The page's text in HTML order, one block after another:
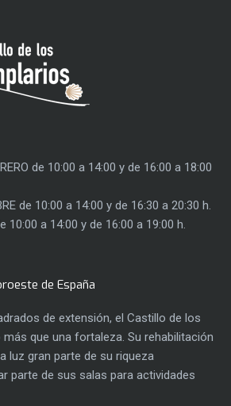
de 10:00 a 14:00 y de 16:00 a 18:00
de 10:00 a 14:00 y de 16:30 a 20:30 h.
10:00 a 14:00 y de 16:00 a 19:00 h.
de España
de extensión, el Castillo de los
que una fortaleza. Su rehabilitación
luz gran parte de su riqueza
parte de sus salas para actividades